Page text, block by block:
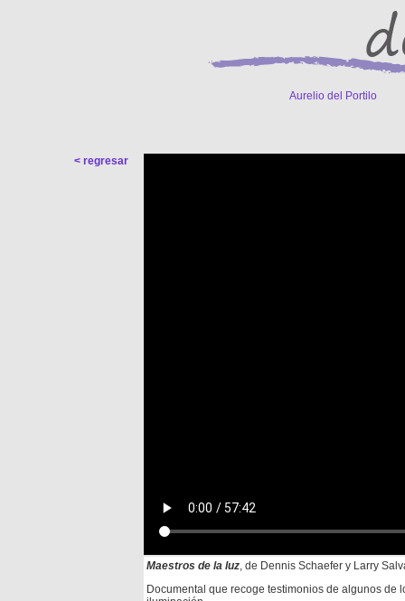
Aurelio del Portilo
< regresar
Maestros de la luz, de Dennis Schaefer y Larry
Documental que recoge testimonios de algunos de